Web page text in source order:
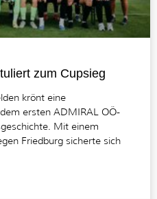
zum Cupsieg
krönt eine
ersten ADMIRAL​ OÖ-
Mit einem
Friedburg sicherte sich